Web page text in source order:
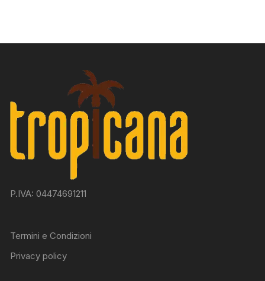
P.IVA: 04474691211
Termini e Condizioni
Privacy policy